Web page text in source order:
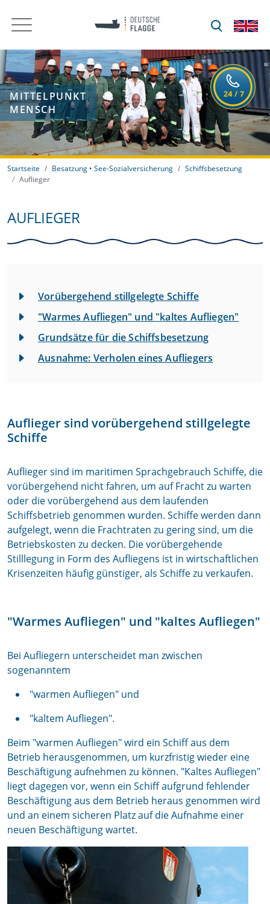
MITTELPUNKT
MENSCH
Startseite Besatzung • See-Sozialversicherung
Schiffsbesetzung
Auflieger
AUFLIEGER
Vorübergehend stillgelegte Schiffe
"Warmes Aufliegen" und "kaltes Aufliegen"
Grundsätze für die Schiffsbesetzung
Ausnahme: Verholen eines Aufliegers
Auflieger sind vorübergehend stillgelegte
Schiffe
Auflieger sind im maritimen Sprachgebrauch Schiffe, die
vorübergehend nicht fahren, um auf Fracht zu warten
oder die vorübergehend aus dem laufenden
Schiffsbetrieb genommen wurden. Schiffe werden dann
aufgelegt, wenn die Frachtraten zu gering sind, um die
Betriebskosten zu decken. Die vorübergehende
Stilllegung in Form des Aufliegens ist in wirtschaftlichen
Krisenzeiten häufig günstiger, als Schiffe zu verkaufen.
"Warmes Aufliegen" und "kaltes Aufliegen"
Bei Aufliegern unterscheidet man zwischen
sogenanntem
"warmen Aufliegen" und
"kaltem Aufliegen".
Beim "warmen Aufliegen" wird ein Schiff aus dem
Betrieb herausgenommen, um kurzfristig wieder eine
Beschäftigung aufnehmen zu können. "Kaltes Aufliegen"
liegt dagegen vor, wenn ein Schiff aufgrund fehlender
Beschäftigung aus dem Betrieb heraus genommen wird
und an einem sicheren Platz auf die Aufnahme einer
neuen Beschäftigung wartet.